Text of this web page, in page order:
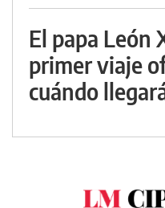
El papa León
primer viaje
cuándo